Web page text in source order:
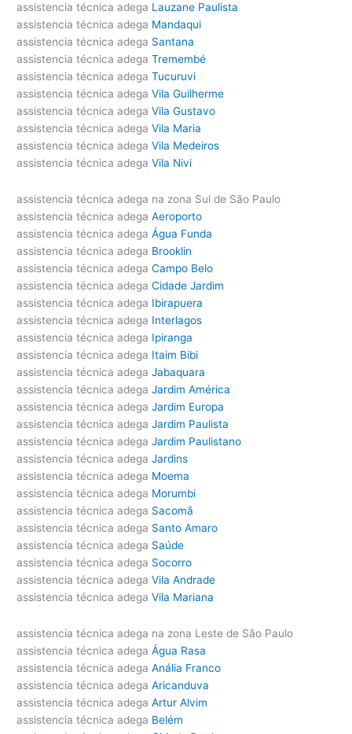
assistencia técnica adega Lauzane Paulista
assistencia técnica adega Mandaqui
assistencia técnica adega Santana
assistencia técnica adega Tremembé
assistencia técnica adega Tucuruvi
assistencia técnica adega Vila Guilherme
assistencia técnica adega Vila Gustavo
assistencia técnica adega Vila Maria
assistencia técnica adega Vila Medeiros
assistencia técnica adega Vila Nivi
assistencia técnica adega na zona Sul de São Paulo
assistencia técnica adega Aeroporto
assistencia técnica adega Água Funda
assistencia técnica adega Brooklin
assistencia técnica adega Campo Belo
assistencia técnica adega Cidade Jardim
assistencia técnica adega Ibirapuera
assistencia técnica adega Interlagos
assistencia técnica adega Ipiranga
assistencia técnica adega Itaim Bibi
assistencia técnica adega Jabaquara
assistencia técnica adega Jardim América
assistencia técnica adega Jardim Europa
assistencia técnica adega Jardim Paulista
assistencia técnica adega Jardim Paulistano
assistencia técnica adega Jardins
assistencia técnica adega Moema
assistencia técnica adega Morumbi
assistencia técnica adega Sacomã
assistencia técnica adega Santo Amaro
assistencia técnica adega Saúde
assistencia técnica adega Socorro
assistencia técnica adega Vila Andrade
assistencia técnica adega Vila Mariana
assistencia técnica adega na zona Leste de São Paulo
assistencia técnica adega Água Rasa
assistencia técnica adega Anália Franco
assistencia técnica adega Aricanduva
assistencia técnica adega Artur Alvim
assistencia técnica adega Belém